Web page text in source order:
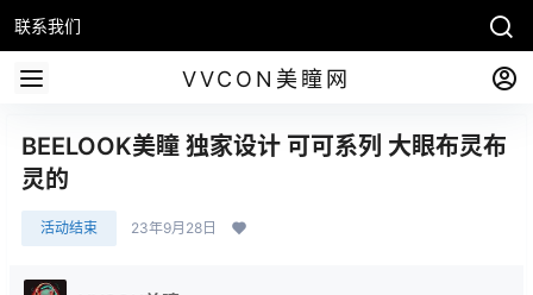
联系我们
VVCON美瞳网
BEELOOK美瞳 独家设计 可可系列 大眼布灵布
灵的
活动结束 23年9月28日